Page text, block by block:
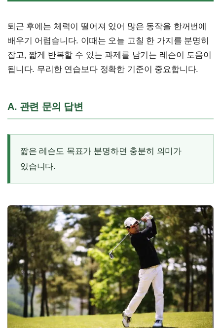
퇴근 후에는 체력이 떨어져 있어 많은 동작을 한꺼번에
배우기 어렵습니다. 이때는 오늘 고칠 한 가지를 분명히
잡고, 짧게 반복할 수 있는 과제를 남기는 레슨이 도움이
됩니다. 무리한 연습보다 정확한 기준이 중요합니다.
A. 관련 문의 답변
짧은 레슨도 목표가 분명하면 충분히 의미가
있습니다.